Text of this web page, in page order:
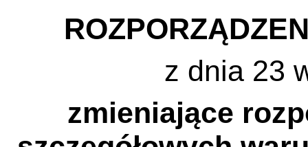
z dnia 23
zmieniające